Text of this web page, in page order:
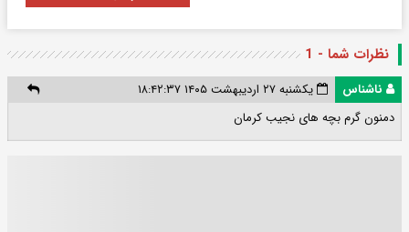
نظرات شما - 1
ناشناس
یکشنبه ۲۷ اردیبهشت ۱۴۰۵ ۱۸:۴۲:۳۷
دمنون گرم بچه های نجیب کرمان